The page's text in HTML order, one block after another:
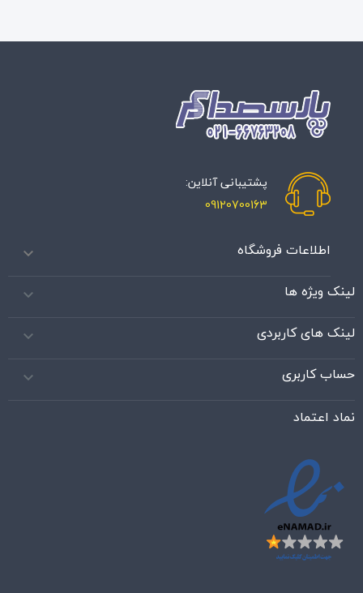
پشتیبانی آنلاین:
09120700163
اطلاعات فروشگاه 
لینک ویژه ها 
لینک های کاربردی 
حساب کاربری 
نماد اعتماد